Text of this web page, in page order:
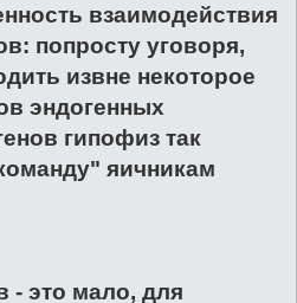
взаимодействия
попросту уговоря,
извне некоторое
эндогенных
гипофиз так
яичникам
- это мало, для